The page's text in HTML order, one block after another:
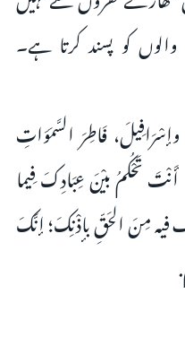
کو پسند کرتا ہے۔
فَاطِرَ السَّمَوَاتِ
تَحْكُمُ بيْنَ عِبَادِكَ فِيما
فيه مِنَ الحَقِّ بإذْنِكَ؛ إنَّكَ